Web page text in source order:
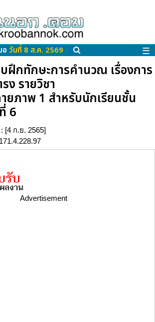
อ วันที่ 8 ส.ค. 2569 ☰
กทักษะการคำนวณ เรื่องการ
ง รายวิชา
ยภาพ 1 สำหรับนักเรียนชั้น
6
: [4 ก.ย. 2565]
Advertisement